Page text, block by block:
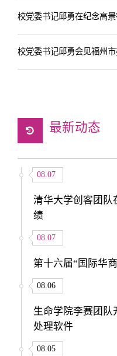
最新动态
08.07
清华大学创客团队
绩
08.07
第十六届“国际华
08.06
生命学院李赛团队
处理软件
08.05